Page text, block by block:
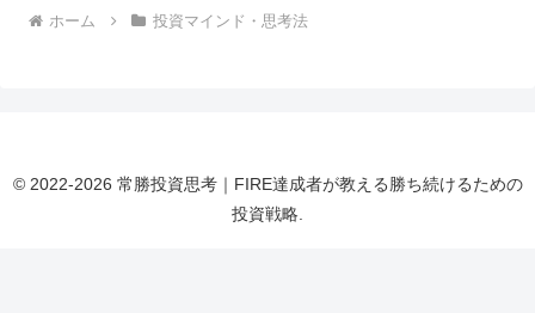
ホーム 投資マインド・思考法
© 2022-2026 常勝投資思考｜FIRE達成者が教える勝ち続けるための
投資戦略.